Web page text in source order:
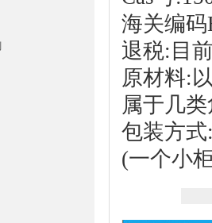
海关编码
退税:目
原材料:
属于几
包装方
(一个小